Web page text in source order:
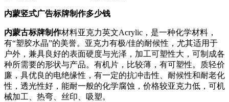
内蒙竖式广告标牌制作多少钱
内蒙古标牌制作材料亚克力英文Acrylic，是一种化学材料，
有“塑胶水晶”的美誉。亚克力有极/佳的耐候性，尤其适用于
户外，兼具良好的表面硬度与光泽，加工可塑性大，可制成各
种所需要的形状与产品。有机片，比较薄，有可塑性。质轻价
廉，具优良的电绝缘性，有一定的抗冲击性、耐候性和耐老化
性，透光性好，能耐一般的化学腐蚀，价格较亚克力低，可机
械加工、热弯、丝印、吸塑。